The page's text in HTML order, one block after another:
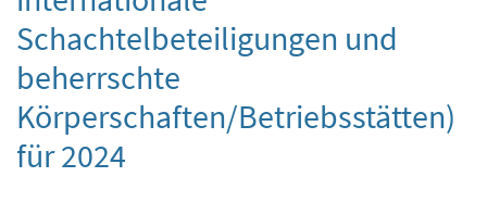
Schachtelbeteiligungen und
beherrschte
Körperschaften/Betriebsstätten)
für 2024